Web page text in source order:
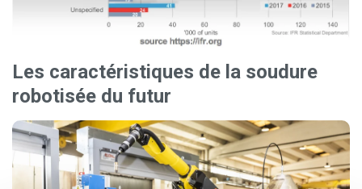
Les caractéristiques de la soudure
robotisée du futur